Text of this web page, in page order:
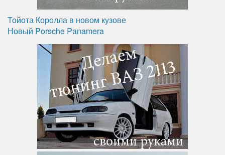
Тойота Королла в новом кузове
Новый Porsche Panamera